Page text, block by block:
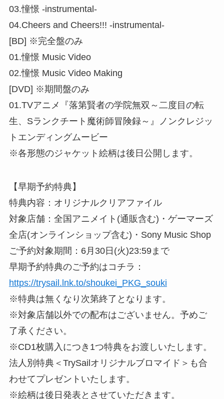
03.憧憬 -instrumental-
04.Cheers and Cheers!!! -instrumental-
[BD] ※完全盤のみ
01.憧憬 Music Video
02.憧憬 Music Video Making
[DVD] ※期間盤のみ
01.TVアニメ『落第賢者の学院無双～二度目の転
生、Sランクチート魔術師冒険録～』ノンクレジッ
トエンディングムービー
※各形態のジャケット絵柄は後日公開します。
【早期予約特典】
特典内容：オリジナルクリアファイル
対象店舗：全国アニメイト(通販含む)・ゲーマーズ
全店(オンラインショップ含む)・Sony Music Shop
ご予約対象期間：6月30日(火)23:59まで
早期予約特典のご予約はコチラ：
https://trysail.lnk.to/shoukei_PKG_souki
※特典は無くなり次第終了となります。
※対象店舗以外での配布はございません。予めご
了承ください。
※CD1枚購入につき1つ特典をお渡しいたします。
法人別特典＜TrySailオリジナルブロマイド＞も合
わせてプレゼントいたします。
※絵柄は後日発表とさせていただきます。